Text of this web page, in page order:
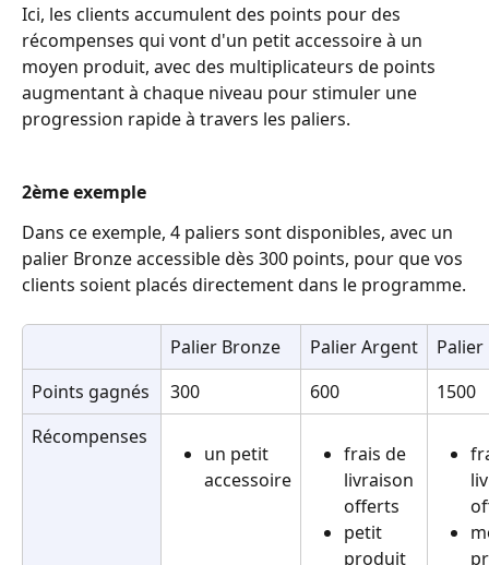
Ici, les clients accumulent des points pour des
récompenses qui vont d'un petit accessoire à un
moyen produit, avec des multiplicateurs de points
augmentant à chaque niveau pour stimuler une
progression rapide à travers les paliers.
2ème exemple
Dans ce exemple, 4 paliers sont disponibles, avec un
palier Bronze accessible dès 300 points, pour que vos
clients soient placés directement dans le programme.
Palier Bronze Palier Argent
Palier
Points gagnés
300 600
1500
Récompenses
un petit
accessoire
frais de
livraison
offerts
petit
produit